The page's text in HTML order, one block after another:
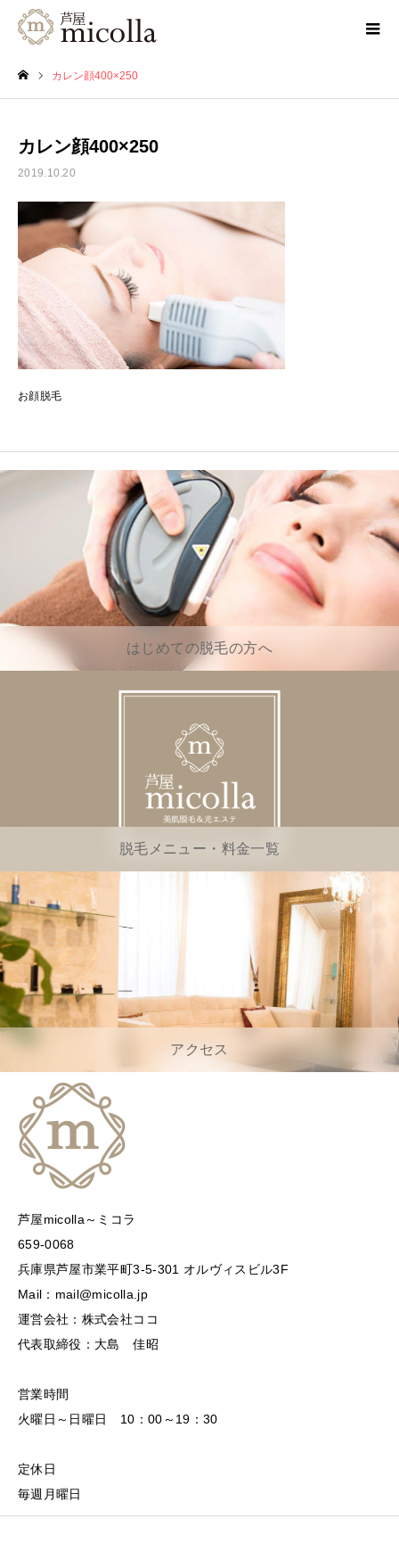
カレン顔400×250
カレン顔400×250
2019.10.20
お顔脱毛
はじめての脱毛の方へ
脱毛メニュー・料金一覧
アクセス
芦屋micolla～ミコラ
659-0068
兵庫県芦屋市業平町3-5-301 オルヴィスビル3F
Mail：mail@micolla.jp
運営会社：株式会社ココ
代表取締役：大島 佳昭
営業時間
火曜日～日曜日 10：00～19：30
定休日
毎週月曜日